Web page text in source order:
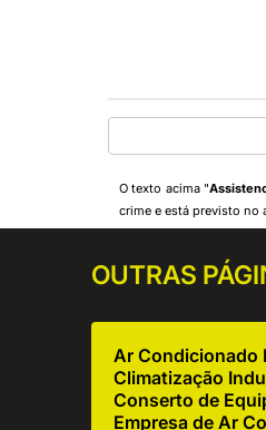
O texto acima "
crime e está previsto no
OUTRAS
Ar Condicionado
Climatização
Conserto de
Empresa de Ar